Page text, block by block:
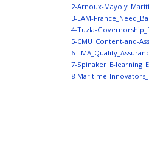
2-Arnoux-
3-LAM-
4-Tuzla-
5-CMU_Content-and-
6-
7-Spinaker_E-
8-Maritime-